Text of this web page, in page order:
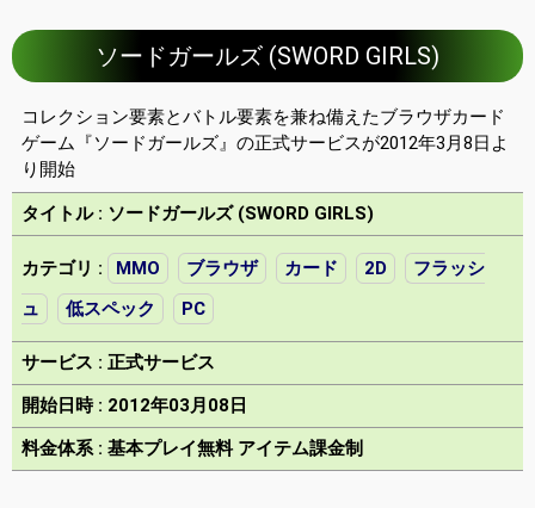
ソードガールズ (SWORD GIRLS)
コレクション要素とバトル要素を兼ね備えたブラウザカード
ゲーム『ソードガールズ』の正式サービスが2012年3月8日よ
り開始
タイトル : ソードガールズ (SWORD GIRLS)
カテゴリ : MMO ブラウザ カード 2D
フラッシ
ュ
低スペック PC
サービス : 正式サービス
開始日時 : 2012年03月08日
料金体系 : 基本プレイ無料 アイテム課金制